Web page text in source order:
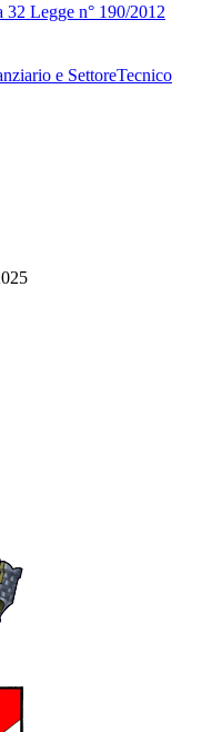
32 Legge n° 190/2012
e SettoreTecnico